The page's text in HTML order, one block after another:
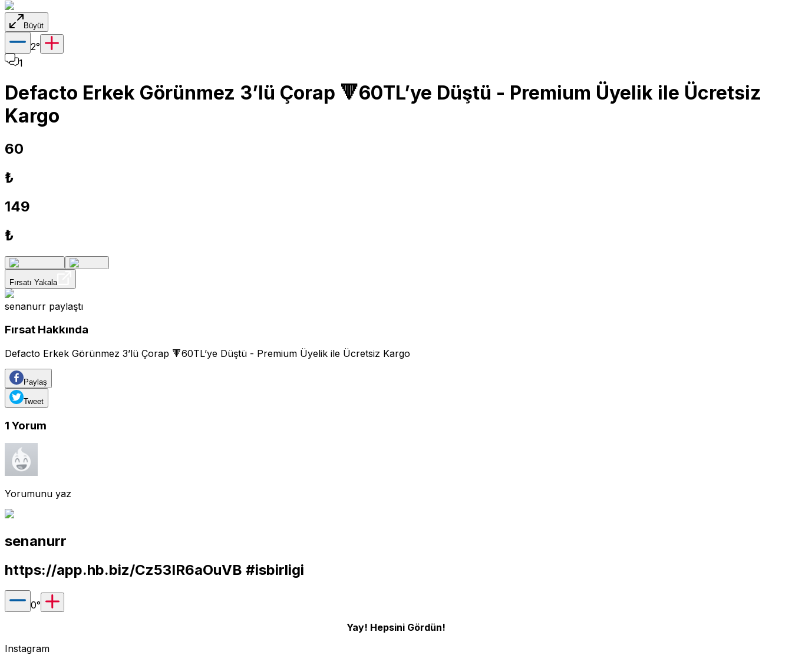
Büyüt
2°
1
Defacto Erkek Görünmez 3’lü Çorap 🔻60TL’ye Düştü - Premium Üyelik ile Ücretsiz
Kargo
60
₺
149
₺
Fırsatı Yakala
senanurr paylaştı
Fırsat Hakkında
Defacto Erkek Görünmez 3’lü Çorap 🔻60TL’ye Düştü - Premium Üyelik ile Ücretsiz Kargo
Paylaş
Tweet
1 Yorum
Yorumunu yaz
senanurr
https://app.hb.biz/Cz53IR6aOuVB #isbirligi
0°
Yay! Hepsini Gördün!
Instagram